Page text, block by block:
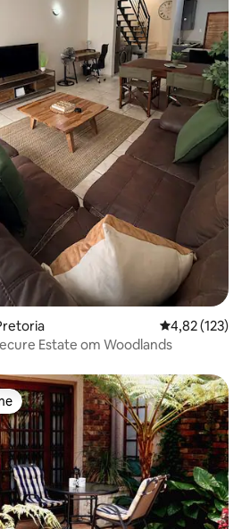
Средна
4,82 (123)
Estate от Woodlands
на гостите